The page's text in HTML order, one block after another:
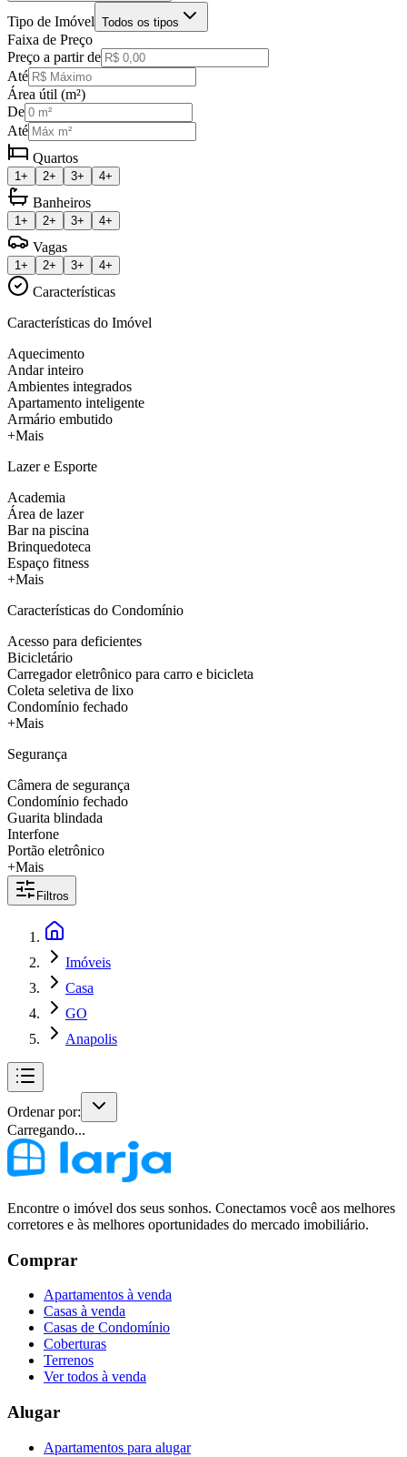
Tipo de Imóvel Todos os tipos
Faixa de Preço
Preço a partir de
Até
Área útil (m²)
De
Até
Quartos
1+ 2+ 3+ 4+
Banheiros
1+ 2+ 3+ 4+
Vagas
1+ 2+ 3+ 4+
Características
Características do Imóvel
Aquecimento
Andar inteiro
Ambientes integrados
Apartamento inteligente
Armário embutido
+Mais
Lazer e Esporte
Academia
Área de lazer
Bar na piscina
Brinquedoteca
Espaço fitness
+Mais
Características do Condomínio
Acesso para deficientes
Bicicletário
Carregador eletrônico para carro e bicicleta
Coleta seletiva de lixo
Condomínio fechado
+Mais
Segurança
Câmera de segurança
Condomínio fechado
Guarita blindada
Interfone
Portão eletrônico
+Mais
Filtros
Imóveis
Casa
GO
Anapolis
Ordenar por:
Carregando...
Encontre o imóvel dos seus sonhos. Conectamos você aos melhores
corretores e às melhores oportunidades do mercado imobiliário.
Comprar
Apartamentos à venda
Casas à venda
Casas de Condomínio
Coberturas
Terrenos
Ver todos à venda
Alugar
Apartamentos para alugar